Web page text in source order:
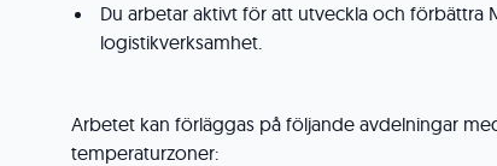
Du arbetar aktivt för att utveckla och förbättra
logistikverksamhet.
Arbetet kan förläggas på följande avdelningar
temperaturzoner: